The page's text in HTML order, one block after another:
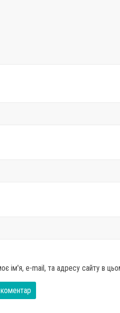
ім'я, e-mail, та адресу сайту в